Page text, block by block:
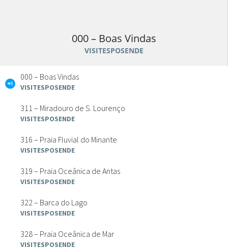
000 – Boas Vindas
VISITESPOSENDE
000 – Boas Vindas
VISITESPOSENDE
311 – Miradouro de S. Lourenço
VISITESPOSENDE
316 – Praia Fluvial do Minante
VISITESPOSENDE
319 – Praia Oceânica de Antas
VISITESPOSENDE
322 – Barca do Lago
VISITESPOSENDE
328 – Praia Oceânica de Mar
VISITESPOSENDE